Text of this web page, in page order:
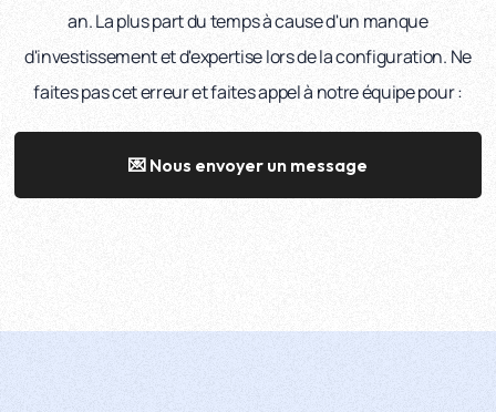
an. La plus part du temps à cause d'un manque
d'investissement et d'expertise lors de la configuration. Ne
faites pas cet erreur et faites appel à notre équipe pour :
💌 Nous envoyer un message